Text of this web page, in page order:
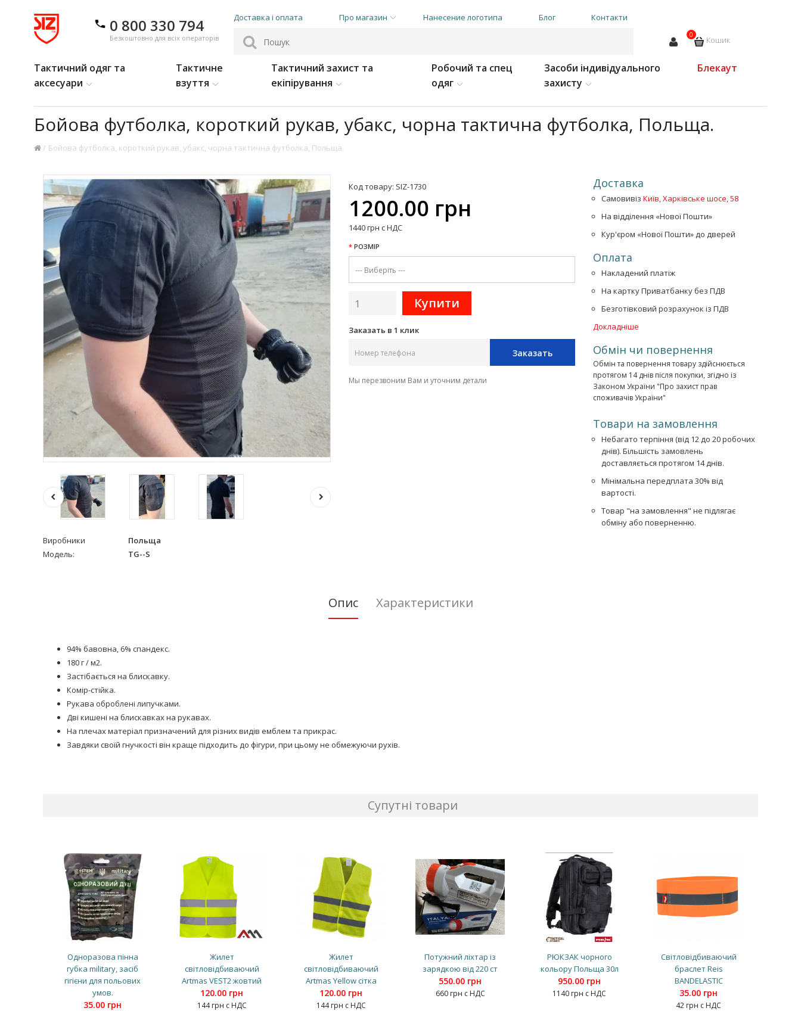
0 800 330 794
Безкоштовно для всіх операторів
Доставка і оплата Про магазин Нанесение логотипа Блог Контакти
0 Кошик
Тактичний одяг та
аксесуари
Тактичне
взуття
Тактичний захист та
екіпірування
Робочий та спец
одяг
Засоби індивідуального
захисту
Блекаут
Бойова футболка, короткий рукав, убакс, чорна тактична футболка, Польща.
Бойова футболка, короткий рукав, убакс, чорна тактична футболка, Польща.
Виробники
Польща
Модель:
TG--S
Код товару: SIZ-1730
1200.00 грн
1440 грн с НДС
РОЗМІР
Заказать в 1 клик
Заказать
Мы перезвоним Вам и уточним детали
Доставка
Самовивіз Київ, Харківське шосе, 58
На відділення «Нової Пошти»
Кур'єром «Нової Пошти» до дверей
Оплата
Накладений платіж
На картку Приватбанку без ПДВ
Безготівковий розрахунок із ПДВ
Докладніше
Обмін чи повернення
Обмін та повернення товару здійснюється
протягом 14 днів після покупки, згідно із
Законом України "Про захист прав
споживачів України"
Товари на замовлення
Небагато терпіння (від 12 до 20 робочих
днів). Більшість замовлень
доставляється протягом 14 днів.
Мінімальна передплата 30% від
вартості.
Товар "на замовлення" не підлягає
обміну або поверненню.
Опис Характеристики
94% бавовна, 6% спандекс.
180 г / м2.
Застібається на блискавку.
Комір-стійка.
Рукава оброблені липучками.
Дві кишені на блискавках на рукавах.
На плечах матеріал призначений для різних видів емблем та прикрас.
Завдяки своїй гнучкості він краще підходить до фігури, при цьому не обмежуючи рухів.
Супутні товари
Одноразова пінна
губка military, засіб
гігієни для польових
умов.
35.00 грн
Жилет
світловідбиваючий
Artmas VEST2 жовтий
120.00 грн
144 грн с НДС
Жилет
світловідбиваючий
Artmas Yellow сітка
120.00 грн
144 грн с НДС
Потужний ліхтар із
зарядкою від 220 ст
550.00 грн
660 грн с НДС
РЮКЗАК чорного
кольору Польща 30л
950.00 грн
1140 грн с НДС
Світловідбиваючий
браслет Reis
BANDELASTIC
35.00 грн
42 грн с НДС